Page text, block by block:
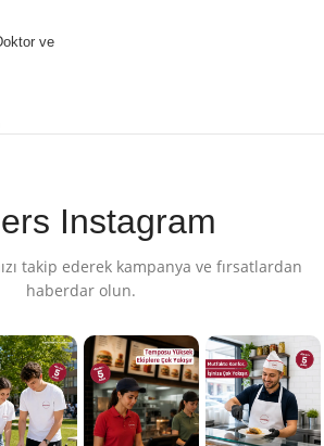
ve
Instagram
takip ederek kampanya ve fırsatlardan
haberdar olun.